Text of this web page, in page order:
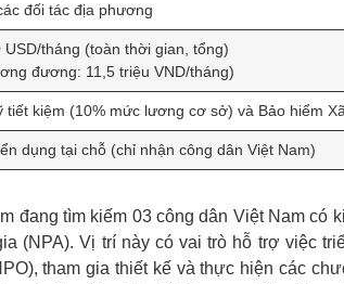
đối tác địa phương
USD/tháng (toàn thời gian, tổng)
đương: 11,5 triệu VND/tháng)
tiết kiệm (10% mức lương cơ sở) và Bảo hiểm
dụng tại chỗ (chỉ nhận công dân Việt Nam)
đang tìm kiếm 03 công dân Việt Nam có
(NPA). Vị trí này có vai trò hỗ trợ việc
tham gia thiết kế và thực hiện các